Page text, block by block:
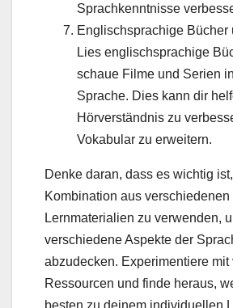
Sprachkenntnisse
Englischsprachige Bücher
Lies englischsprachige
schaue Filme und Serien
Sprache. Dies kann dir
Hörverständnis zu
Vokabular zu erweitern.
Denke daran, dass es wichtig
Kombination aus verschiedenen
Lernmaterialien zu verwenden,
verschiedene Aspekte der
abzudecken. Experimentiere mit
Ressourcen und finde heraus,
besten zu deinem individuellen